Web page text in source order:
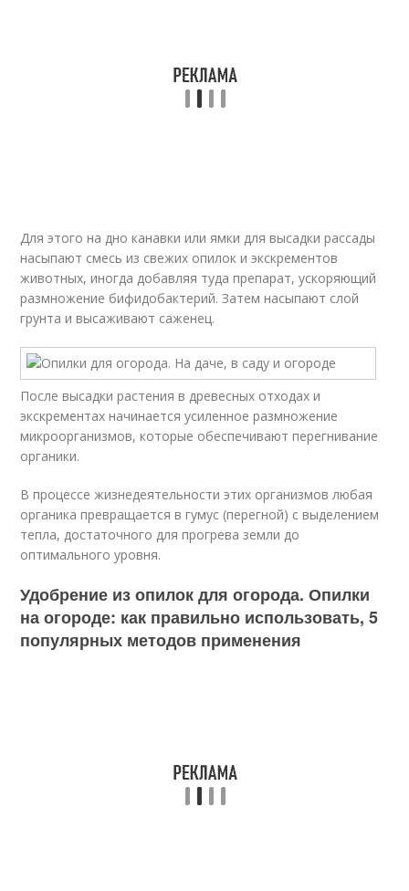
Для этого на дно канавки или ямки для высадки рассады
насыпают смесь из свежих опилок и экскрементов
животных, иногда добавляя туда препарат, ускоряющий
размножение бифидобактерий. Затем насыпают слой
грунта и высаживают саженец.
После высадки растения в древесных отходах и
экскрементах начинается усиленное размножение
микроорганизмов, которые обеспечивают перегнивание
органики.
В процессе жизнедеятельности этих организмов любая
органика превращается в гумус (перегной) с выделением
тепла, достаточного для прогрева земли до
оптимального уровня.
Удобрение из опилок для огорода. Опилки
на огороде: как правильно использовать, 5
популярных методов применения